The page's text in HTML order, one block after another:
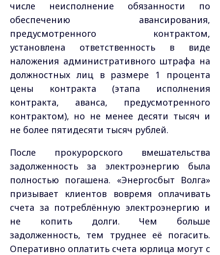
числе неисполнение обязанности по
обеспечению авансирования,
предусмотренного контрактом,
установлена ответственность в виде
наложения административного штрафа на
должностных лиц в размере 1 процента
цены контракта (этапа исполнения
контракта, аванса, предусмотренного
контрактом), но не менее десяти тысяч и
не более пятидесяти тысяч рублей.
После прокурорского вмешательства
задолженность за электроэнергию была
полностью погашена. «Энергосбыт Волга»
призывает клиентов вовремя оплачивать
счета за потреблённую электроэнергию и
не копить долги. Чем больше
задолженность, тем труднее её погасить.
Оперативно оплатить счета юрлица могут с